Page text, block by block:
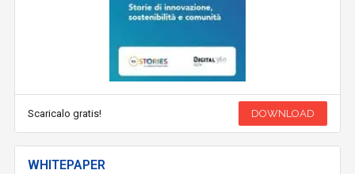
Scaricalo gratis! DOWNLOAD
WHITEPAPER